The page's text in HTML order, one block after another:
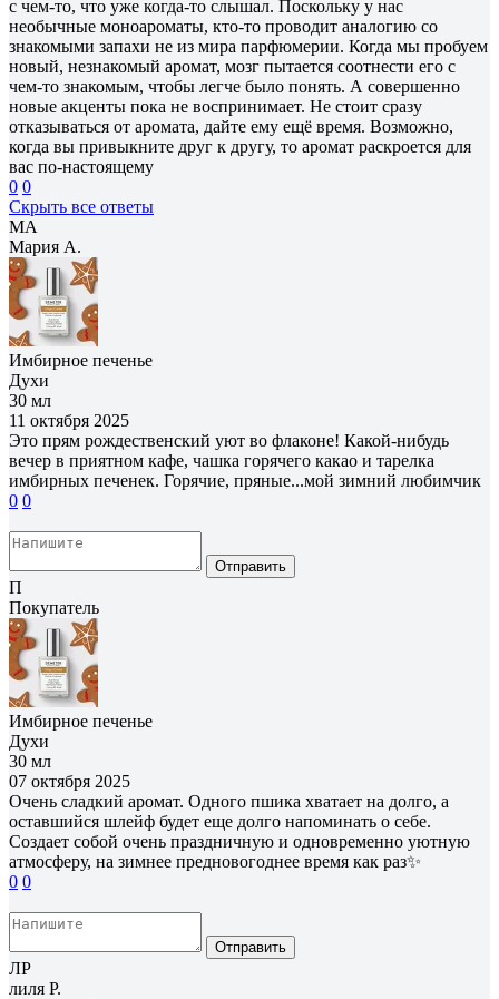
с чем-то, что уже когда-то слышал. Поскольку у нас
необычные моноароматы, кто-то проводит аналогию со
знакомыми запахи не из мира парфюмерии. Когда мы пробуем
новый, незнакомый аромат, мозг пытается соотнести его с
чем-то знакомым, чтобы легче было понять. А совершенно
новые акценты пока не воспринимает. Не стоит сразу
отказываться от аромата, дайте ему ещё время. Возможно,
когда вы привыкните друг к другу, то аромат раскроется для
вас по-настоящему
0 0
Скрыть все ответы
МА
Мария А.
Имбирное печенье
Духи
30 мл
11 октября 2025
Это прям рождественский уют во флаконе! Какой-нибудь
вечер в приятном кафе, чашка горячего какао и тарелка
имбирных печенек. Горячие, пряные...мой зимний любимчик
0 0
Отправить
П
Покупатель
Имбирное печенье
Духи
30 мл
07 октября 2025
Очень сладкий аромат. Одного пшика хватает на долго, а
оставшийся шлейф будет еще долго напоминать о себе.
Создает собой очень праздничную и одновременно уютную
атмосферу, на зимнее предновогоднее время как раз✨
0 0
Отправить
ЛР
лиля Р.